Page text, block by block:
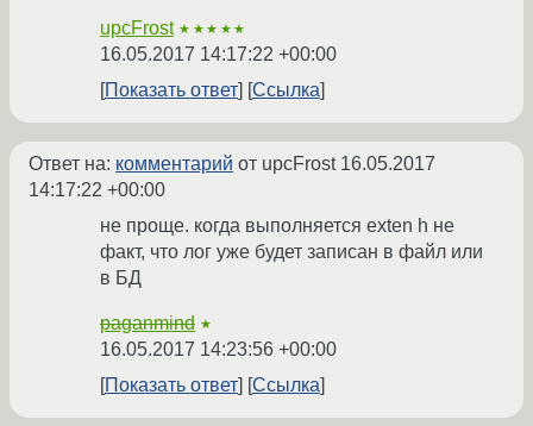
upcFrost ★★★★★
16.05.2017 14:17:22 +00:00
Показать ответ
Ссылка
Ответ на: комментарий от upcFrost 16.05.2017
14:17:22 +00:00
не проще. когда выполняется exten h не
факт, что лог уже будет записан в файл или
в БД
paganmind ★
16.05.2017 14:23:56 +00:00
Показать ответ
Ссылка